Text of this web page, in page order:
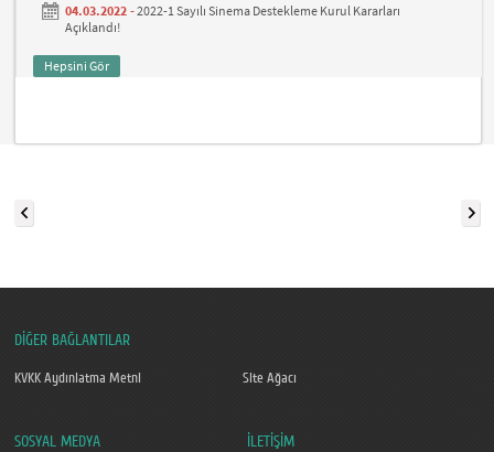
04.03.2022 -2022-1 Sayılı Sinema Destekleme Kurul Kararları
Açıklandı!
Hepsini Gör
DİĞER BAĞLANTILAR
KVKK Aydınlatma Metni Site Ağacı
SOSYAL MEDYA İLETİŞİM